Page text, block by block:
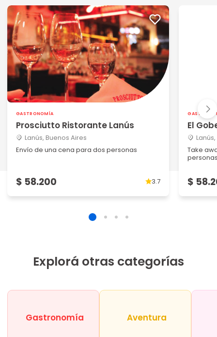
GASTRONOMÍA
Prosciutto Ristorante Lanús
Lanús, Buenos Aires
Envío de una cena para dos personas
$ 58.200 3.7
El
Take
$
Explorá otras categorías
Gastronomía Aventura